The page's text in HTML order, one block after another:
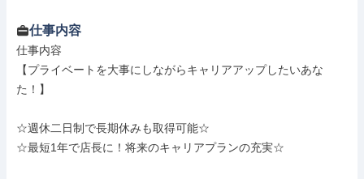
仕事内容
仕事内容
【プライベートを大事にしながらキャリアアップしたいあな
た！】
☆週休二日制で長期休みも取得可能☆
☆最短1年で店長に！将来のキャリアプランの充実☆